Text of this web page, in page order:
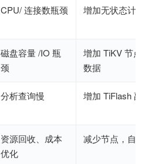
CPU/ 连接数瓶颈 增加无状态计
磁盘容量 /IO 瓶
颈
增加 TiKV 节
数据
分析查询慢 增加 TiFlash 副
资源回收、成本
优化
减少节点，自